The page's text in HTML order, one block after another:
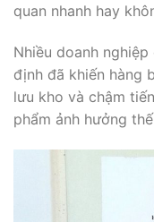
quan nhanh hay
Nhiều doanh
định đã khiến hàng
lưu kho và chậm
phẩm ảnh hưởng